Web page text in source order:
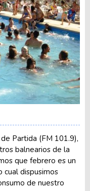
Partida (FM 101.9),
balnearios de la
que febrero es un
dispusimos
de nuestro